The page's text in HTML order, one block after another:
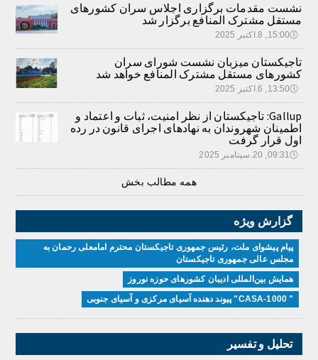
نشست مقدمات برگزاری اجلاس سران کشورهای
مستقل مشترک المنافع برگزار شد
🕔15:00, 8.اکتبر 2025
تاجیکستان میزبان نشست شورای سران
کشورهای مستقل مشترک المنافع خواهد شد
🕔13:50, 6.اکتبر 2025
Gallup: تاجیکستان از نظر امنیت، ثبات و اعتماد و
اطمینان شهروندان به نهادهای اجرای قانون در رده
اول قرار گرفت
🕔09:31, 20.سپتامبر 2025
همه مطالب بخش
گزارش ویژه
پیام پیشوای ملت، رئیس جمهوری تاجیکستان محترم امامعلی رحمان به
مجلس عالی جمهوری تاجیکستان
همایش بین‌المللی ادیبان کشور‌های حوزه نوروز
" CASA-1000" پیوند دهنده آسیای مرکزی و آسیای جنوبی
تحلیل و تفسیر